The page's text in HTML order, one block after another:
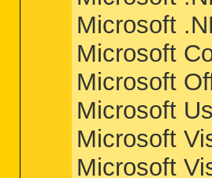
Microsoft
Microsoft
Microsoft
Microsoft
Microsoft
Microsoft